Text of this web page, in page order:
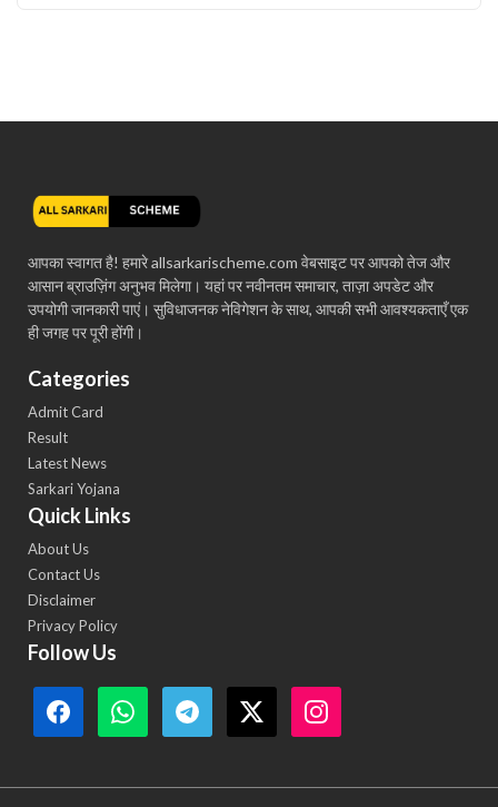
आपका स्वागत है! हमारे allsarkarischeme.com वेबसाइट पर आपको तेज और
आसान ब्राउज़िंग अनुभव मिलेगा। यहां पर नवीनतम समाचार, ताज़ा अपडेट और
उपयोगी जानकारी पाएं। सुविधाजनक नेविगेशन के साथ, आपकी सभी आवश्यकताएँ एक
ही जगह पर पूरी होंगी।
Categories
Admit Card
Result
Latest News
Sarkari Yojana
Quick Links
About Us
Contact Us
Disclaimer
Privacy Policy
Follow Us